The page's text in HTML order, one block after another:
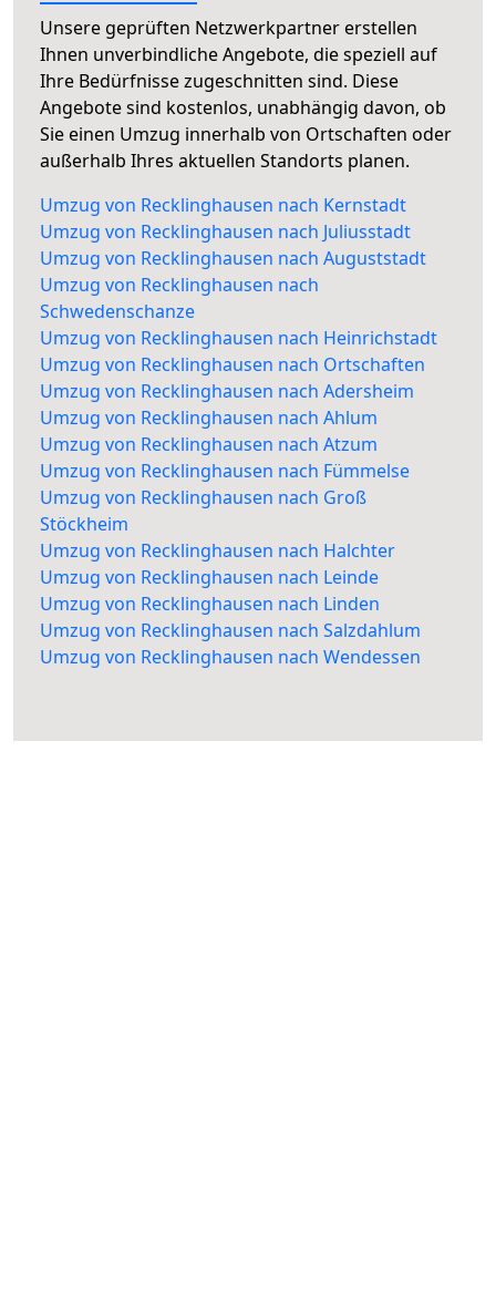
Unsere geprüften Netzwerkpartner erstellen
Ihnen unverbindliche Angebote, die speziell auf
Ihre Bedürfnisse zugeschnitten sind. Diese
Angebote sind kostenlos, unabhängig davon, ob
Sie einen Umzug innerhalb von Ortschaften oder
außerhalb Ihres aktuellen Standorts planen.
Umzug von Recklinghausen nach Kernstadt
Umzug von Recklinghausen nach Juliusstadt
Umzug von Recklinghausen nach Auguststadt
Umzug von Recklinghausen nach
Schwedenschanze
Umzug von Recklinghausen nach Heinrichstadt
Umzug von Recklinghausen nach Ortschaften
Umzug von Recklinghausen nach Adersheim
Umzug von Recklinghausen nach Ahlum
Umzug von Recklinghausen nach Atzum
Umzug von Recklinghausen nach Fümmelse
Umzug von Recklinghausen nach Groß
Stöckheim
Umzug von Recklinghausen nach Halchter
Umzug von Recklinghausen nach Leinde
Umzug von Recklinghausen nach Linden
Umzug von Recklinghausen nach Salzdahlum
Umzug von Recklinghausen nach Wendessen